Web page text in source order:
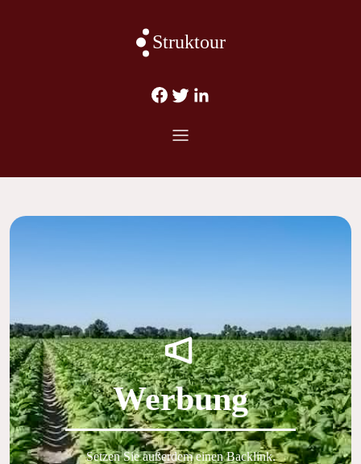
Struktour
Werbung
Setzen Sie außerdem einen Backlink.